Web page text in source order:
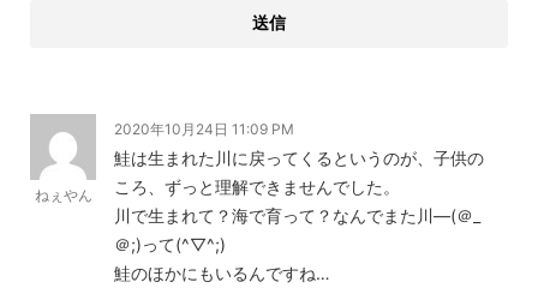
ねぇやん
2020年10月24日 11:09 PM
鮭は生まれた川に戻ってくるというのが、子供の
ころ、ずっと理解できませんでした。
川で生まれて？海で育って？なんでまた川―(＠_
＠;)って(^▽^;)
鮭のほかにもいるんですね…